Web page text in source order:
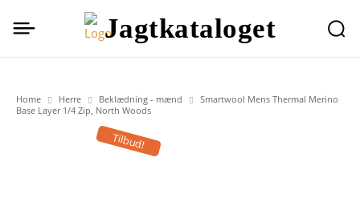
Jagtkataloget
Home Herre Beklædning - mænd
Smartwool Mens Thermal Merino
Base Layer 1/4 Zip, North Woods
Tilbud!